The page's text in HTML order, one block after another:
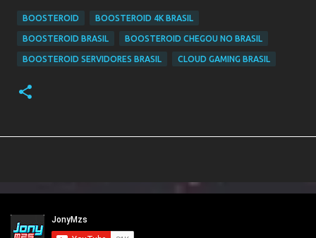
BOOSTEROID BOOSTEROID 4K BRASIL
BOOSTEROID BRASIL BOOSTEROID CHEGOU NO BRASIL
BOOSTEROID SERVIDORES BRASIL CLOUD GAMING BRASIL